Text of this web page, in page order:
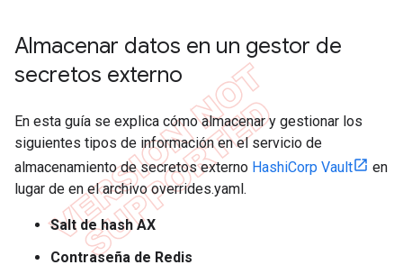
Almacenar datos en un gestor de
secretos externo
En esta guía se explica cómo almacenar y gestionar los
siguientes tipos de información en el servicio de
almacenamiento de secretos externo HashiCorp Vault
en
lugar de en el archivo overrides.yaml.
Salt de hash AX
Contraseña de Redis